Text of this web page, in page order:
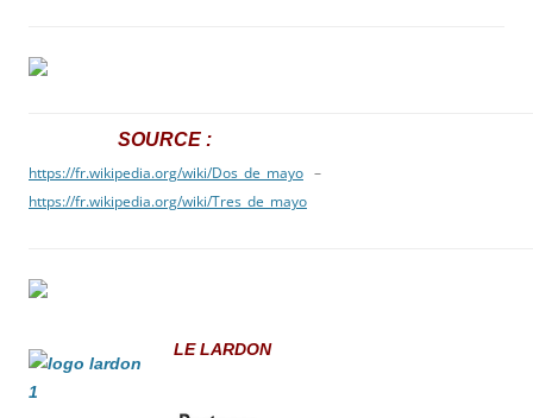
SOURCE :
https://fr.wikipedia.org/wiki/Dos_de_mayo –
https://fr.wikipedia.org/wiki/Tres_de_mayo
LELARDON